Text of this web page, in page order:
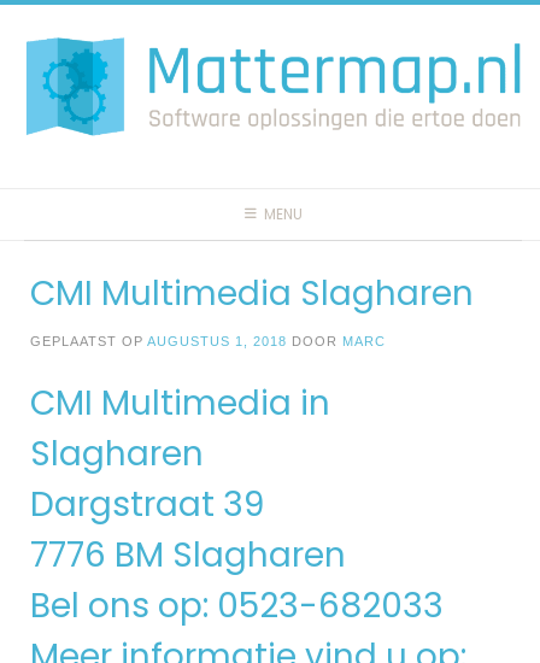
naar
inhoud
MENU
CMI Multimedia Slagharen
GEPLAATST OP AUGUSTUS 1, 2018 DOOR MARC
CMI Multimedia in
Slagharen
Dargstraat 39
7776 BM Slagharen
Bel ons op: 0523-682033